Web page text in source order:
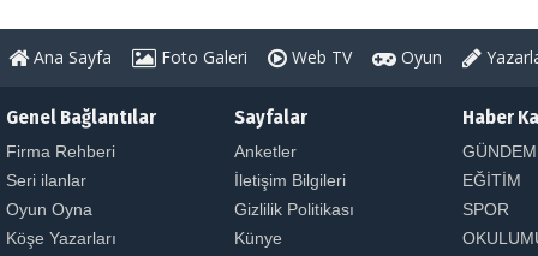
Ana Sayfa Foto Galeri Web TV Oyun
Genel Bağlantılar
Firma Rehberi
Seri ilanlar
Oyun Oyna
Köşe Yazarları
Sayfalar
Anketler
İletişim Bilgileri
Gizlilik Politikası
Künye
Haber
GÜNDEM
EĞİTİM
SPOR